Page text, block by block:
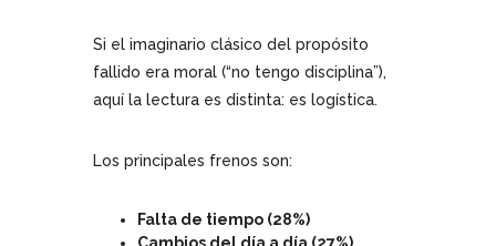
Si el imaginario clásico del propósito
fallido era moral (“no tengo disciplina”),
aquí la lectura es distinta: es logística.
Los principales frenos son:
Falta de tiempo (28%)